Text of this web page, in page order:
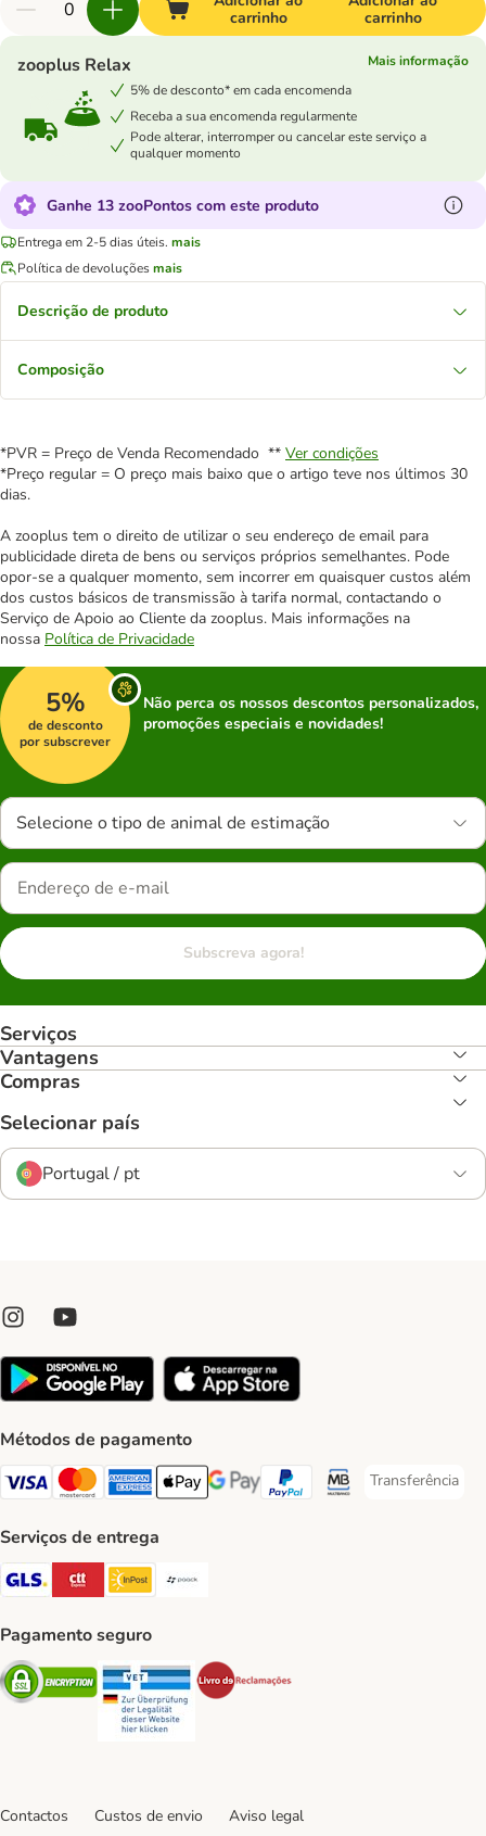
carrinho
carrinho
zooplus Relax
Mais informação
5% de desconto* em cada encomenda
Receba a sua encomenda regularmente
Pode alterar, interromper ou cancelar este serviço a
qualquer momento
Ganhe 13 zooPontos com este produto
Entrega em 2-5 dias úteis. mais
Política de devoluçõesmais
Descrição de produto
Composição
*PVR = Preço de Venda Recomendado ** Ver condições
*Preço regular = O preço mais baixo que o artigo teve nos últimos 30
dias.
A zooplus tem o direito de utilizar o seu endereço de email para
publicidade direta de bens ou serviços próprios semelhantes. Pode
opor-se a qualquer momento, sem incorrer em quaisquer custos além
dos custos básicos de transmissão à tarifa normal, contactando o
Serviço de Apoio ao Cliente da zooplus. Mais informações na
nossa Política de Privacidade
5%
de desconto
por subscrever
Não perca os nossos descontos personalizados,
promoções especiais e novidades!
Selecione o tipo de animal de estimação
Subscreva agora!
Serviços
Vantagens
Compras
Selecionar país
Portugal / pt
Métodos de pagamento
Visa Payment Method
Mastercard Payment Method
American Express Payment Method
Apple Pay Payment Method
Google Pay Payment Method
PayPal Payment Method
Multibanco Payment
Transferência
Transferência
Serviços de entrega
GLS Shipping Method
CTTExpress Shipping Method
InPost Shipping Method
Pagamento seguro
Security Security
Contactos Custos de envio
Aviso legal